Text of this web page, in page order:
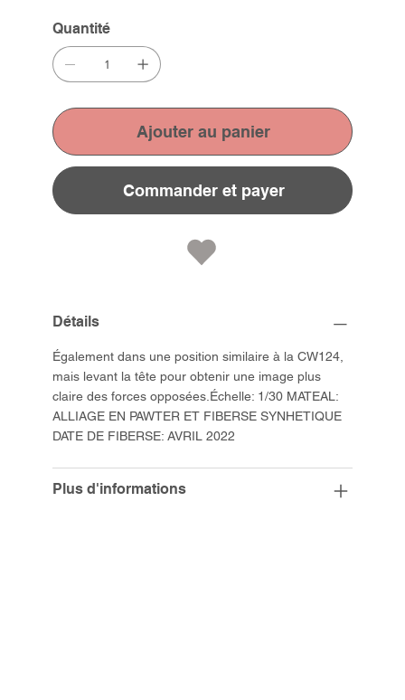
Quantité
Ajouter au panier
Commander et payer
Détails
Également dans une position similaire à la CW124,
mais levant la tête pour obtenir une image plus
claire des forces opposées.Échelle: 1/30 MATEAL:
ALLIAGE EN PAWTER ET FIBERSE SYNHETIQUE
DATE DE FIBERSE: AVRIL 2022
Plus d'informations